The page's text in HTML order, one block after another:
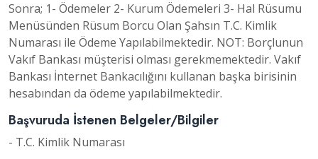
Sonra; 1- Ödemeler 2- Kurum Ödemeleri 3- Hal Rüsumu
Menüsünden Rüsum Borcu Olan Şahsın T.C. Kimlik
Numarası ile Ödeme Yapılabilmektedir. NOT: Borçlunun
Vakıf Bankası müşterisi olması gerekmemektedir. Vakıf
Bankası İnternet Bankacılığını kullanan başka birisinin
hesabından da ödeme yapılabilmektedir.
Başvuruda İstenen Belgeler/Bilgiler
- T.C. Kimlik Numarası